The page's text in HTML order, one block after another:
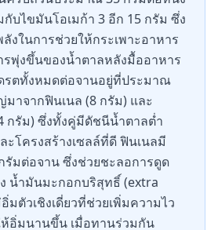
บไขมันโอเมก้า 3 อีก 15 กรัม ซึ่ง
งในการช่วยให้กระเพาะอาหาร
รพุ่งขึ้นของน้ำตาลหลังมื้ออาหาร
รตทั้งหมดต่อจานอยู่ที่ประมาณ
าจากฟินเนล (8 กรัม) และ
กรัม) ซึ่งทั้งคู่มีดัชนีน้ำตาลต่ำ
ะโครงสร้างเซลล์ที่ดี ฟินเนลมี
รัมต่อจาน ซึ่งช่วยชะลอการดูด
น้ำมันมะกอกบริสุทธิ์ (extra
ตัวเชิงเดี่ยวที่ช่วยเพิ่มความไว
อิ่มนานขึ้น เมื่อทานร่วมกัน